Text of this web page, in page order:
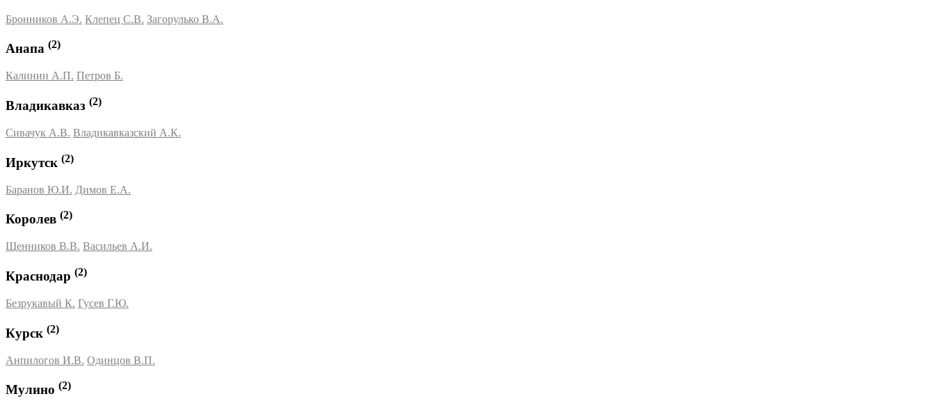
Бронников А.Э. Клепец С.В. Загорулько В.А.
Анапа (2)
Калинин А.П. Петров Б.
Владикавказ (2)
Сивачук А.В. Владикавказский А.К.
Иркутск (2)
Баранов Ю.И. Димов Е.А.
Королев (2)
Щенников В.В. Васильев А.И.
Краснодар (2)
Безрукавый К. Гусев Г.Ю.
Курск (2)
Анпилогов И.В. Одинцов В.П.
Мулино (2)